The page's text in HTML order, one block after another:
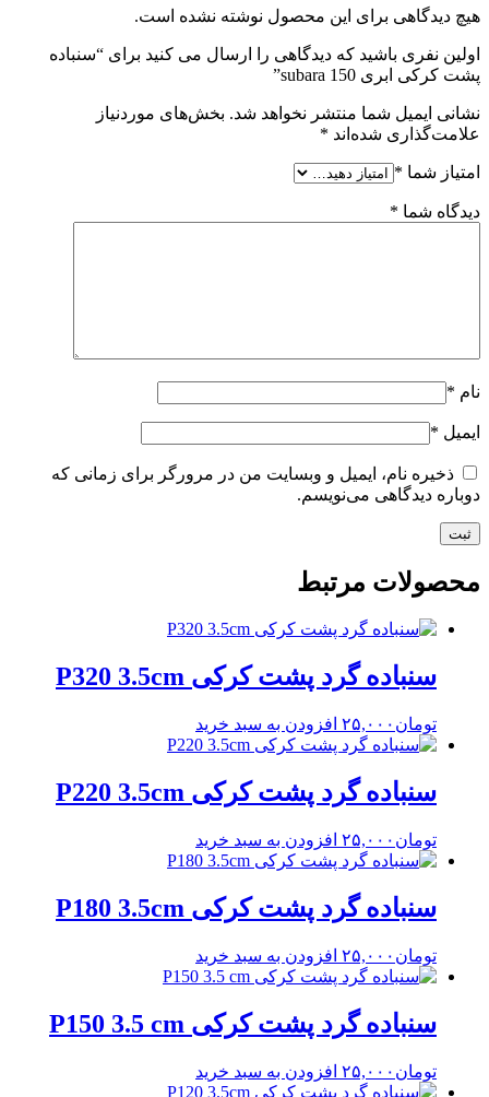
هیچ دیدگاهی برای این محصول نوشته نشده است.
اولین نفری باشید که دیدگاهی را ارسال می کنید برای “سنباده
پشت کرکی ابری 150 subara”
نشانی ایمیل شما منتشر نخواهد شد. بخش‌های موردنیاز
علامت‌گذاری شده‌اند *
امتیاز شما *
دیدگاه شما *
نام *
ایمیل *
ذخیره نام، ایمیل و وبسایت من در مرورگر برای زمانی که
دوباره دیدگاهی می‌نویسم.
محصولات مرتبط
سنباده گرد پشت کرکی P320 3.5cm
تومان ۲۵,۰۰۰ افزودن به سبد خرید
سنباده گرد پشت کرکی P220 3.5cm
تومان ۲۵,۰۰۰ افزودن به سبد خرید
سنباده گرد پشت کرکی P180 3.5cm
تومان ۲۵,۰۰۰ افزودن به سبد خرید
سنباده گرد پشت کرکی P150 3.5 cm
تومان ۲۵,۰۰۰ افزودن به سبد خرید